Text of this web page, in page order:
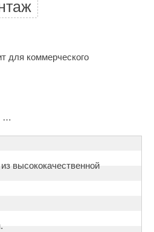
для коммерческого
высококачественной